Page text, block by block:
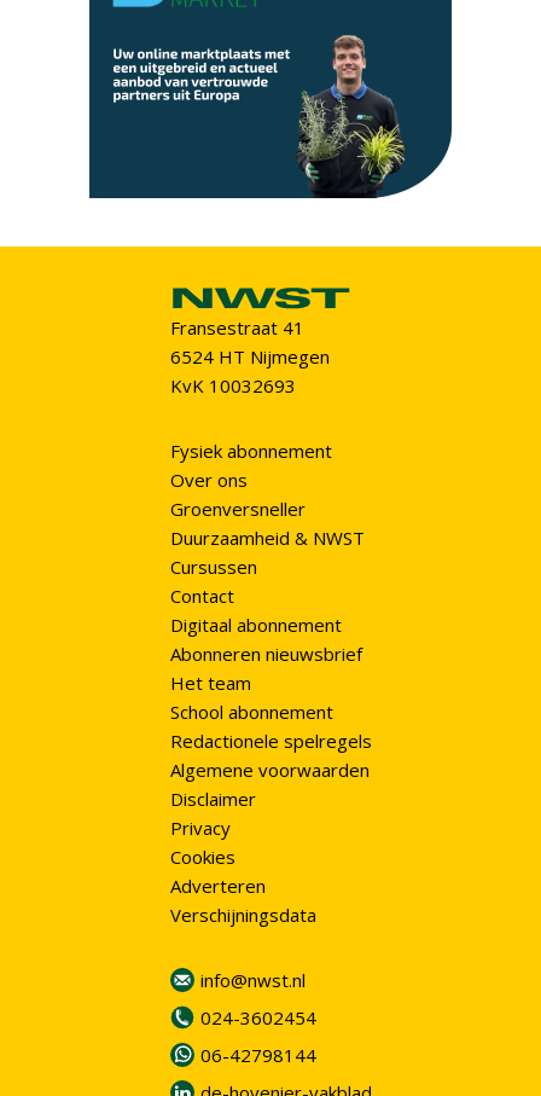
Fransestraat 41
6524 HT Nijmegen
KvK 10032693
Fysiek abonnement
Over ons
Groenversneller
Duurzaamheid & NWST
Cursussen
Contact
Digitaal abonnement
Abonneren nieuwsbrief
Het team
School abonnement
Redactionele spelregels
Algemene voorwaarden
Disclaimer
Privacy
Cookies
Adverteren
Verschijningsdata
info@nwst.nl
024-3602454
06-42798144